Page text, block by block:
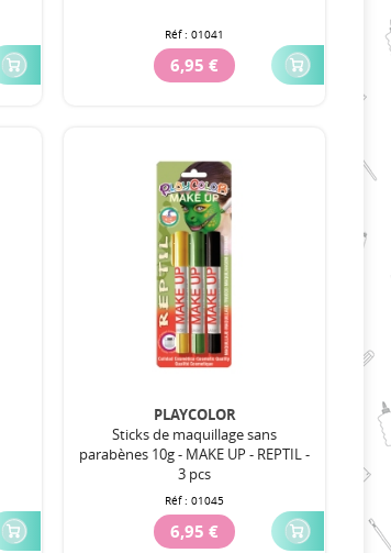
Réf : 01041
6,95 €
PLAYCOLOR
Sticks de maquillage sans
parabènes 10g - MAKE UP - REPTIL -
3 pcs
Réf : 01045
6,95 €